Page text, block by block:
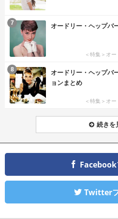
オードリー・ヘップバ
＜特集＞オ
7
オードリー・ヘップバ
ョンまとめ
＜特集＞オ
8
続きを
Facebook
Twitter